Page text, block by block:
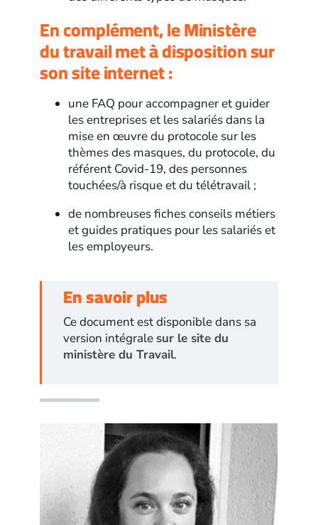
En complément, le Ministère
du travail met à disposition sur
son site internet :
une FAQ pour accompagner et guider
les entreprises et les salariés dans la
mise en œuvre du protocole sur les
thèmes des masques, du protocole, du
référent Covid-19, des personnes
touchées/à risque et du télétravail ;
de nombreuses fiches conseils métiers
et guides pratiques pour les salariés et
les employeurs.
En savoir plus
Ce document est disponible dans sa
version intégrale sur le site du
ministère du Travail.